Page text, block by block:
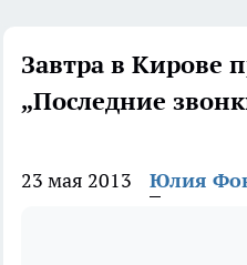
Завтра в Кирове
„Последние
23 мая 2013 Юлия